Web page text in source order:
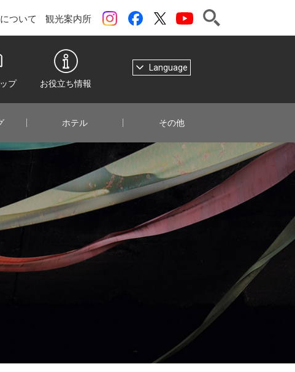
YouTubeチャンネル
ツイッター
Facebook
instagram
観光案内所
ついて
プ お役立ち情報
Language
ホテル その他